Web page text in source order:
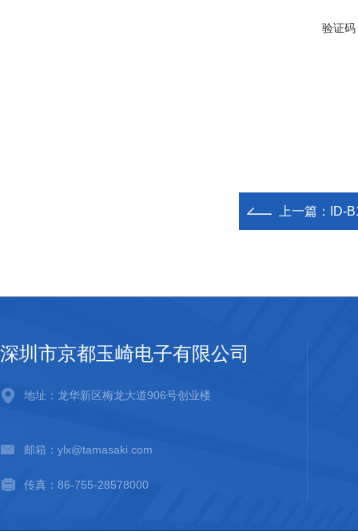
验证码
上一篇： ID-
深圳市京都玉崎电子有限公司
地址：龙华新区梅龙大道906号创业楼
邮箱：ylx@tamasaki.com
传真：86-755-28578000